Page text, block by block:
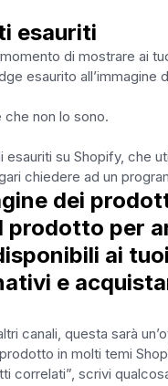
esauriti
di mostrare ai
esaurito all’immagine
che non lo sono.
su Shopify, che
chiedere ad un
dei
prodotto per
ai
e
canali, questa sarà
in molti temi
scrivi